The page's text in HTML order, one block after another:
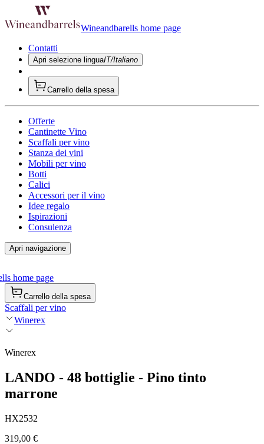
Wineandbarells home page
Contatti
Apri selezione linguaIT/Italiano
Carrello della spesa
Offerte
Cantinette Vino
Scaffali per vino
Stanza dei vini
Mobili per vino
Botti
Calici
Accessori per il vino
Idee regalo
Ispirazioni
Consulenza
Apri navigazione
home page
Carrello della spesa
Scaffali per vino
Winerex
Winerex
LANDO - 48 bottiglie - Pino tinto
marrone
HX2532
319,00 €